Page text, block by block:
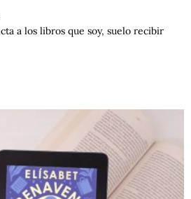
a los libros que soy, suelo recibir